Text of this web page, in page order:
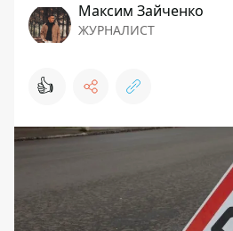
Максим Зайченко
ЖУРНАЛИСТ
👍